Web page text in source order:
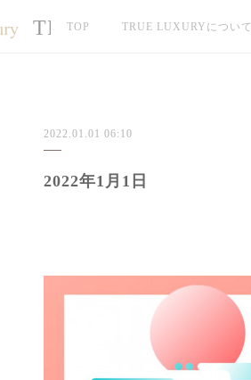
TRUE LUXURY
TOP TRUE LUXURYについて
2022.01.01 06:10
2022年1月1日